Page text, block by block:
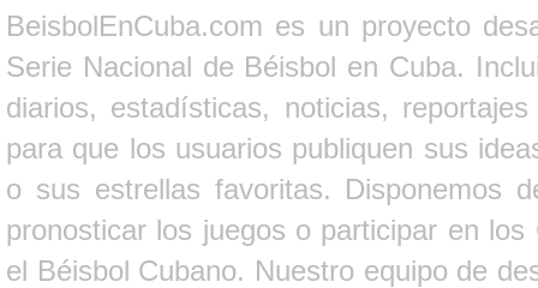
BeisbolEnCuba.com es un proyecto
Serie Nacional de Béisbol en Cuba.
diarios, estadísticas, noticias,
para que los usuarios publiquen sus
o sus estrellas favoritas. Disponemos
pronosticar los juegos o participar en
el Béisbol Cubano. Nuestro equipo de